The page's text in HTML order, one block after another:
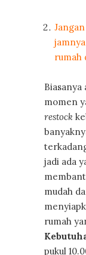
rumah
Biasanya
momen
restock
jadi ada
mudah
rumah
pukul